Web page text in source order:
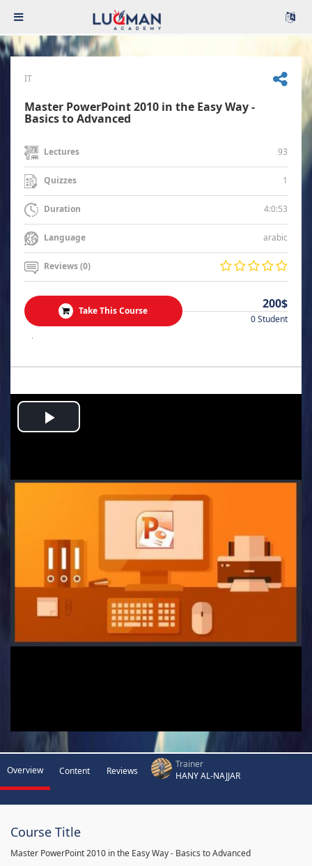
IT
Master PowerPoint 2010 in the Easy Way -
Basics to Advanced
Lectures 93
Quizzes 1
Duration 4:0:53
Language arabic
Reviews (0)
Take This Course 200$
0 Student
.
Play
Overview Content Reviews
Trainer
HANY AL-NAJJAR
Course Title
Master PowerPoint 2010 in the Easy Way - Basics to Advanced